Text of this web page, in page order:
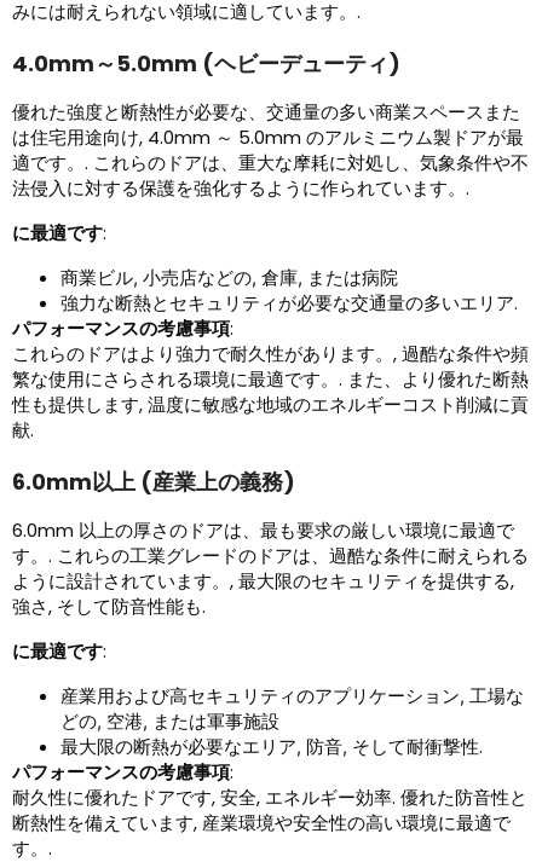
みには耐えられない領域に適しています。.
4.0mm～5.0mm (ヘビーデューティ)
優れた強度と断熱性が必要な、交通量の多い商業スペースまた
は住宅用途向け, 4.0mm ～ 5.0mm のアルミニウム製ドアが最
適です。. これらのドアは、重大な摩耗に対処し、気象条件や不
法侵入に対する保護を強化するように作られています。.
に最適です:
商業ビル, 小売店などの, 倉庫, または病院
強力な断熱とセキュリティが必要な交通量の多いエリア.
パフォーマンスの考慮事項:
これらのドアはより強力で耐久性があります。, 過酷な条件や頻
繁な使用にさらされる環境に最適です。. また、より優れた断熱
性も提供します, 温度に敏感な地域のエネルギーコスト削減に貢
献.
6.0mm以上 (産業上の義務)
6.0mm 以上の厚さのドアは、最も要求の厳しい環境に最適で
す。. これらの工業グレードのドアは、過酷な条件に耐えられる
ように設計されています。, 最大限のセキュリティを提供する,
強さ, そして防音性能も.
に最適です:
産業用および高セキュリティのアプリケーション, 工場な
どの, 空港, または軍事施設
最大限の断熱が必要なエリア, 防音, そして耐衝撃性.
パフォーマンスの考慮事項:
耐久性に優れたドアです, 安全, エネルギー効率. 優れた防音性と
断熱性を備えています, 産業環境や安全性の高い環境に最適で
す。.